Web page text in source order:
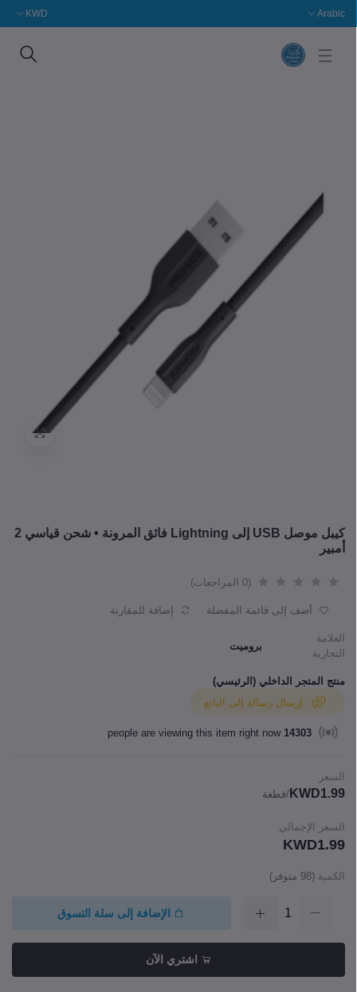
Arabic
KWD
كيبل موصل USB إلى Lightning فائق المرونة • شحن قياسي 2
أمبير
(0 المراجعات)
أضف إلى قائمة المفضلة إضافة للمقارنة
العلامة
التجارية
بروميت
منتج المتجر الداخلي (الرئيسي)
14303
السعر
KWD1.99 /قطعة
السعر الإجمالي
KWD1.99
الكمية (
98 متوفر)
الإضافة إلى سلة التسوق
اشتري الآن